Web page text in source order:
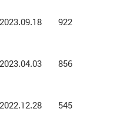
2023.09.18 922
2023.04.03 856
2022.12.28 545